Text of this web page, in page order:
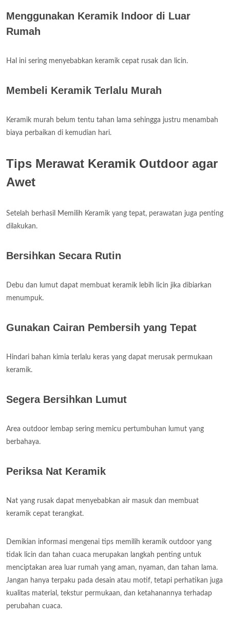
Menggunakan Keramik Indoor di Luar
Rumah
Hal ini sering menyebabkan keramik cepat rusak dan licin.
Membeli Keramik Terlalu Murah
Keramik murah belum tentu tahan lama sehingga justru menambah
biaya perbaikan di kemudian hari.
Tips Merawat Keramik Outdoor agar
Awet
Setelah berhasil Memilih Keramik yang tepat, perawatan juga penting
dilakukan.
Bersihkan Secara Rutin
Debu dan lumut dapat membuat keramik lebih licin jika dibiarkan
menumpuk.
Gunakan Cairan Pembersih yang Tepat
Hindari bahan kimia terlalu keras yang dapat merusak permukaan
keramik.
Segera Bersihkan Lumut
Area outdoor lembap sering memicu pertumbuhan lumut yang
berbahaya.
Periksa Nat Keramik
Nat yang rusak dapat menyebabkan air masuk dan membuat
keramik cepat terangkat.
Demikian informasi mengenai tips memilih keramik outdoor yang
tidak licin dan tahan cuaca merupakan langkah penting untuk
menciptakan area luar rumah yang aman, nyaman, dan tahan lama.
Jangan hanya terpaku pada desain atau motif, tetapi perhatikan juga
kualitas material, tekstur permukaan, dan ketahanannya terhadap
perubahan cuaca.